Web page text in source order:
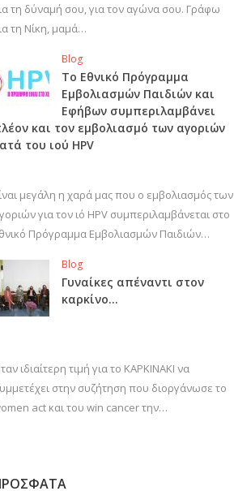
τη δύναμή σου, για τον αγώνα σου. Γράφω
τη Νίκη, μαμά…
Blog
Το Εθνικό Πρόγραμμα
Εμβολιασμών Παιδιών και
Εφήβων συμπεριλαμβάνει
και τον εμβολιασμό των αγοριών
του ιού HPV
μεγάλη η χαρά μας που ο εμβολιασμός των
για τον ιό HPV συμπεριλαμβάνεται στο
Πρόγραμμα Εμβολιασμών Παιδιών…
Blog
Γυναίκες απέναντι στον
καρκίνο…
ιδιαίτερη τιμή για το ΚΑΡΚΙΝΑΚΙ να
στην συζήτηση που διοργάνωσε το
act και του win cancer την…